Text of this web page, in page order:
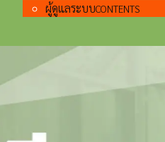
ผู้ดูแลระบบCONTENTS